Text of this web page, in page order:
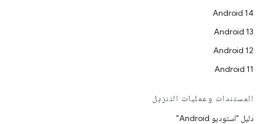
Android 14
Android 13
Android 12
Android 11
المستندات وعمليات التنزيل
دليل "استوديو Android"